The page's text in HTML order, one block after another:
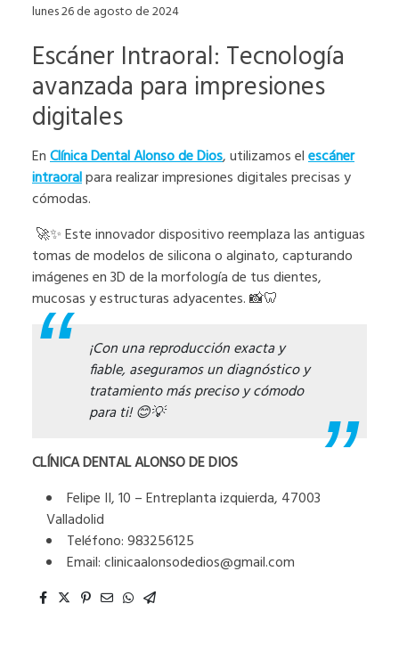
lunes 26 de agosto de 2024
Escáner Intraoral: Tecnología
avanzada para impresiones
digitales
EnClínica Dental Alonso de Dios, utilizamos elescáner
intraoralpara realizar impresiones digitales precisas y
cómodas.
🚀✨ Este innovador dispositivo reemplaza las antiguas
tomas de modelos de silicona o alginato, capturando
imágenes en 3D de la morfología de tus dientes,
mucosas y estructuras adyacentes. 📸🦷
¡Con una reproducción exacta y
fiable, aseguramos un diagnóstico y
tratamiento más preciso y cómodo
para ti! 😊💡
CLÍNICA DENTAL ALONSO DE DIOS
Felipe II, 10 – Entreplanta izquierda, 47003
Valladolid
Teléfono: 983256125
Email: clinicaalonsodedios@gmail.com